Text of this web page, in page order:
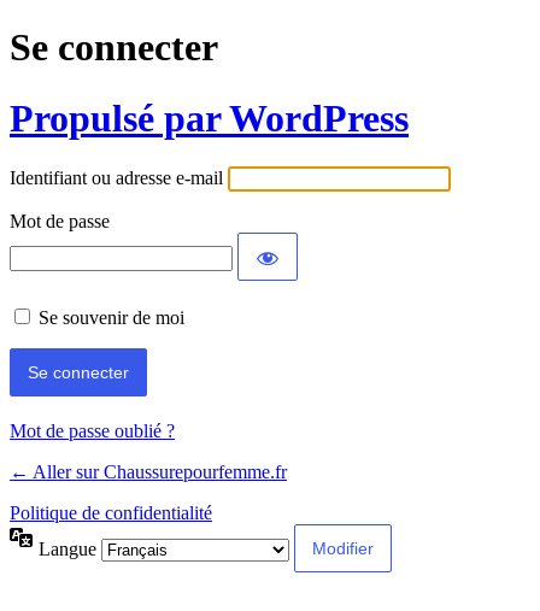
Se connecter
Propulsé par WordPress
Identifiant ou adresse e-mail
Mot de passe
Se souvenir de moi
Mot de passe oublié ?
← Aller sur Chaussurepourfemme.fr
Politique de confidentialité
Langue